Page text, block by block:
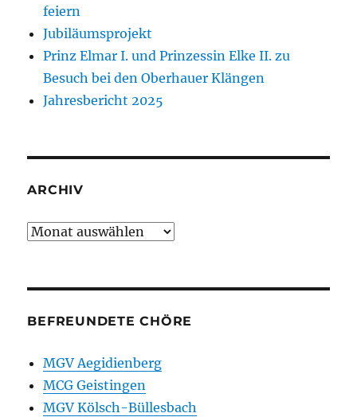
feiern
Jubiläumsprojekt
Prinz Elmar I. und Prinzessin Elke II. zu
Besuch bei den Oberhauer Klängen
Jahresbericht 2025
ARCHIV
Archiv
BEFREUNDETE CHÖRE
MGV Aegidienberg
MCG Geistingen
MGV Kölsch-Büllesbach